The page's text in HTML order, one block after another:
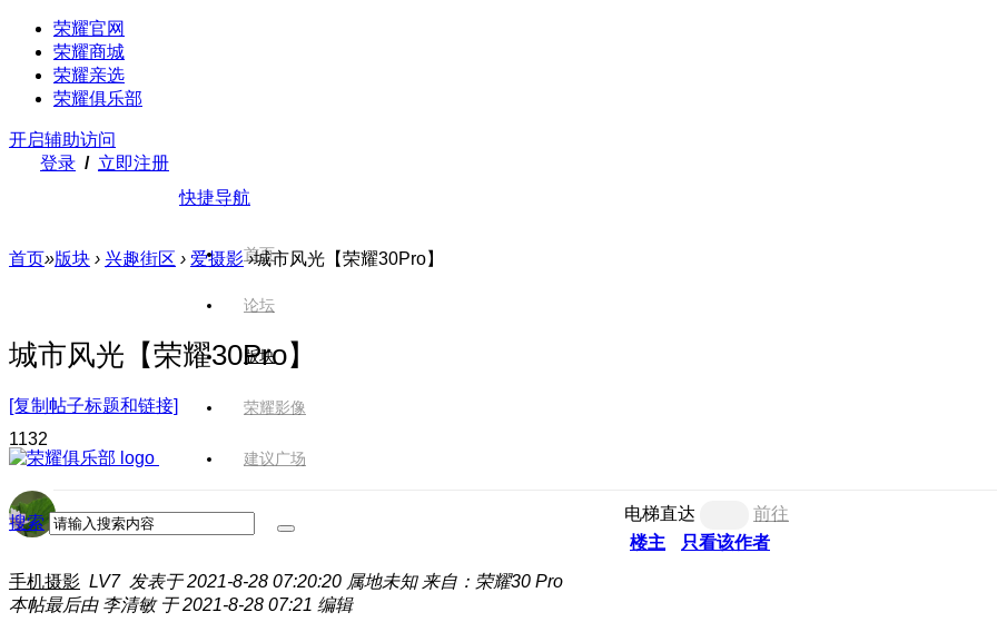
荣耀官网
荣耀商城
荣耀亲选
荣耀俱乐部
开启辅助访问
登录 / 立即注册
快捷导航
首页
论坛
版块
荣耀影像
建议广场
搜索
首页»版块 › 兴趣街区 › 爱摄影 ›城市风光【荣耀30Pro】
城市风光【荣耀30Pro】
[复制帖子标题和链接]
1132
电梯直达
前往
楼主
只看该作者
手机摄影 LV7 发表于 2021-8-28 07:20:20 属地未知 来自：荣耀30 Pro
本帖最后由 李清敏 于 2021-8-28 07:21 编辑